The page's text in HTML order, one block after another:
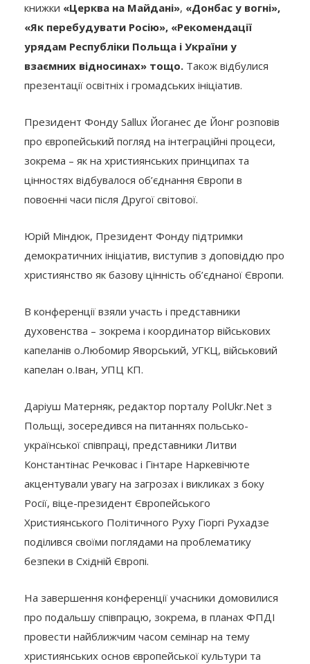
книжки «Церква на Майдані», «Донбас у вогні»,
«Як перебудувати Росію», «Рекомендації
урядам Республіки Польща і України у
взаємних відносинах» тощо. Також відбулися
презентації освітніх і громадських ініціатив.
Президент Фонду Sallux Йоганес де Йонг розповів
про європейський погляд на інтеграційні процеси,
зокрема – як на християнських принципах та
цінностях відбувалося об’єднання Європи в
повоєнні часи після Другої світової.
Юрій Міндюк, Президент Фонду підтримки
демократичних ініціатив, виступив з доповіддю про
християнство як базову цінність об’єднаної Європи.
В конференції взяли участь і представники
духовенства – зокрема і координатор військових
капеланів о.Любомир Яворський, УГКЦ, військовий
капелан о.Іван, УПЦ КП.
Даріуш Матерняк, редактор порталу PolUkr.Net з
Польщі, зосередився на питаннях польсько-
української співпраці, представники Литви
Константінас Речковас і Гінтаре Наркевічюте
акцентували увагу на загрозах і викликах з боку
Росії, віце-президент Європейського
Християнського Політичного Руху Гіоргі Рухадзе
поділився своїми поглядами на проблематику
безпеки в Східній Європі.
На завершення конференції учасники домовилися
про подальшу співпрацю, зокрема, в планах ФПДІ
провести найближчим часом семінар на тему
християнських основ європейської культури та